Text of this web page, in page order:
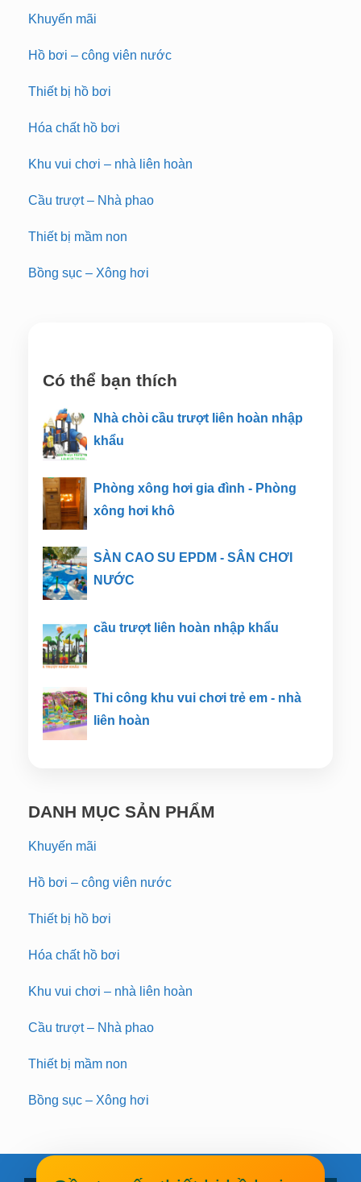
Khuyến mãi
Hồ bơi – công viên nước
Thiết bị hồ bơi
Hóa chất hồ bơi
Khu vui chơi – nhà liên hoàn
Cầu trượt – Nhà phao
Thiết bị mầm non
Bồng sục – Xông hơi
Có thể bạn thích
Nhà chòi cầu trượt liên hoàn nhập
khẩu
Phòng xông hơi gia đình - Phòng
xông hơi khô
SÀN CAO SU EPDM - SÂN CHƠI
NƯỚC
cầu trượt liên hoàn nhập khẩu
Thi công khu vui chơi trẻ em - nhà
liên hoàn
DANH MỤC SẢN PHẨM
Khuyến mãi
Hồ bơi – công viên nước
Thiết bị hồ bơi
Hóa chất hồ bơi
Khu vui chơi – nhà liên hoàn
Cầu trượt – Nhà phao
Thiết bị mầm non
Bồng sục – Xông hơi